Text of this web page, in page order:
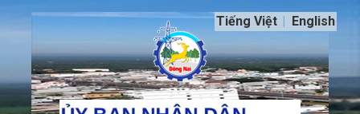
Tiếng Việt English